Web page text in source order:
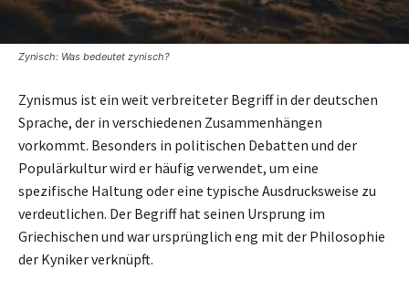
Zynisch: Was bedeutet zynisch?
Zynismus ist ein weit verbreiteter Begriff in der deutschen
Sprache, der in verschiedenen Zusammenhängen
vorkommt. Besonders in politischen Debatten und der
Populärkultur wird er häufig verwendet, um eine
spezifische Haltung oder eine typische Ausdrucksweise zu
verdeutlichen. Der Begriff hat seinen Ursprung im
Griechischen und war ursprünglich eng mit der Philosophie
der Kyniker verknüpft.